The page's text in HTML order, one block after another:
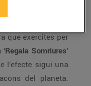
que exercites per
Regala Somriures’
l’efecte sigui una
del planeta.